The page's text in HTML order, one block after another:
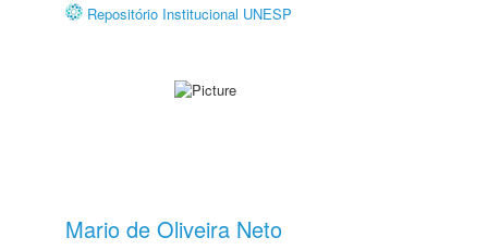
Repositório Institucional UNESP
Mario de Oliveira Neto